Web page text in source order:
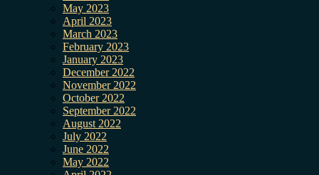
May 2023
April 2023
March 2023
February 2023
January 2023
December 2022
November 2022
October 2022
September 2022
August 2022
July 2022
June 2022
May 2022